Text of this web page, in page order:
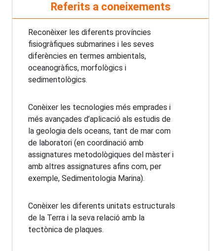
Referits a coneixements
Reconèixer les diferents províncies
fisiogràfiques submarines i les seves
diferències en termes ambientals,
oceanogràfics, morfològics i
sedimentològics.
Conèixer les tecnologies més emprades i
més avançades d’aplicació als estudis de
la geologia dels oceans, tant de mar com
de laboratori (en coordinació amb
assignatures metodològiques del màster i
amb altres assignatures afins com, per
exemple, Sedimentologia Marina).
Conèixer les diferents unitats estructurals
de la Terra i la seva relació amb la
tectònica de plaques.